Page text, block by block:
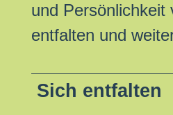
und Persönlichkeit
entfalten und
Sich entfalten